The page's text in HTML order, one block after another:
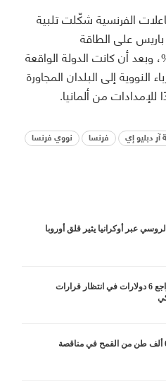
الفرنسية شكّلت تلبية
باريس على الطاقة
بنسبة تصل إلى 70%، وبعد أن كانت الدولة الواقعة
النووية إلى البلدان المجاورة
من ألمانيا.
آر دبليو إي فرنسا نووي فرنسا
عبر أوكرانيا يثير قلق أوروبا
أسعار الذهب تتراجع 6 دولارات في انتظار قرارات